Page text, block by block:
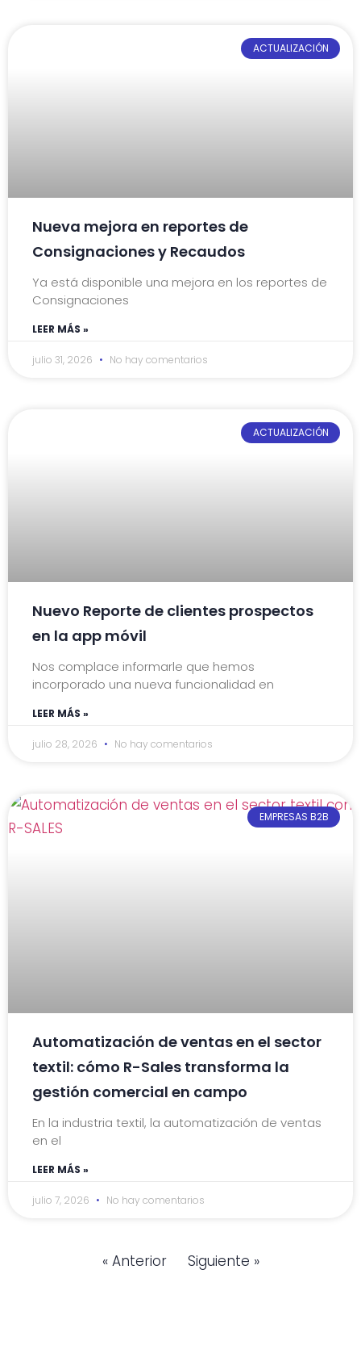
ACTUALIZACIÓN
Nueva mejora en reportes de
Consignaciones y Recaudos
Ya está disponible una mejora en los reportes de
Consignaciones
LEER MÁS »
julio 31, 2026 No hay comentarios
ACTUALIZACIÓN
Nuevo Reporte de clientes prospectos
en la app móvil
Nos complace informarle que hemos
incorporado una nueva funcionalidad en
LEER MÁS »
julio 28, 2026 No hay comentarios
EMPRESAS B2B
Automatización de ventas en el sector
textil: cómo R-Sales transforma la
gestión comercial en campo
En la industria textil, la automatización de ventas
en el
LEER MÁS »
julio 7, 2026 No hay comentarios
« Anterior Siguiente »